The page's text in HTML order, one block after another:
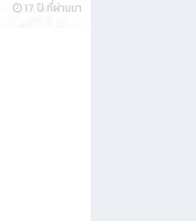
17 ปี ที่ผ่านมา